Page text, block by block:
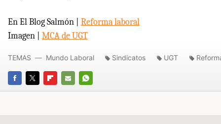
En El Blog Salmón | Reforma laboral
Imagen | MCAde UGT
FACEBOOK
TWITTERFLIPBOARD
E-
WHATSAPP
TEMAS Mundo Laboral Sindicatos UGT